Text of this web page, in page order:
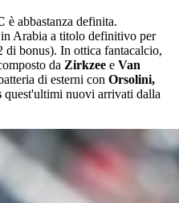
è abbastanza definita.
Arabia a titolo definitivo per
bonus). In ottica fantacalcio,
da Zirkzee e Van
di esterni con Orsolini,
quest'ultimi nuovi arrivati dalla